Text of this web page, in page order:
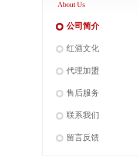
About Us
公司简介
红酒文化
代理加盟
售后服务
联系我们
留言反馈